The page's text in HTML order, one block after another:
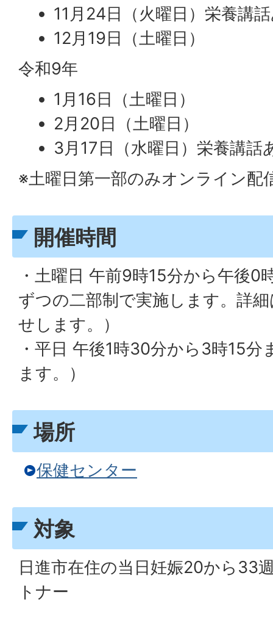
11月24日（火曜日）栄養講
12月19日（土曜日）
令和9年
1月16日（土曜日）
2月20日（土曜日）
3月17日（水曜日）栄養講話
※土曜日第一部のみオンライン配
開催時間
・土曜日 午前9時15分から午後0
ずつの二部制で実施します。詳
せします。）
・平日 午後1時30分から3時15
ます。）
場所
保健センター
対象
日進市在住の当日妊娠20から33
トナー